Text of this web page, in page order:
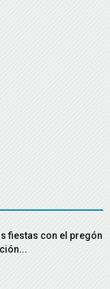
fiestas con el pregón